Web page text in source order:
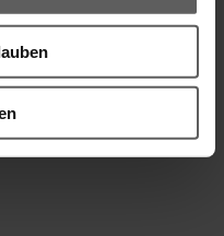
und mittlere Fenster